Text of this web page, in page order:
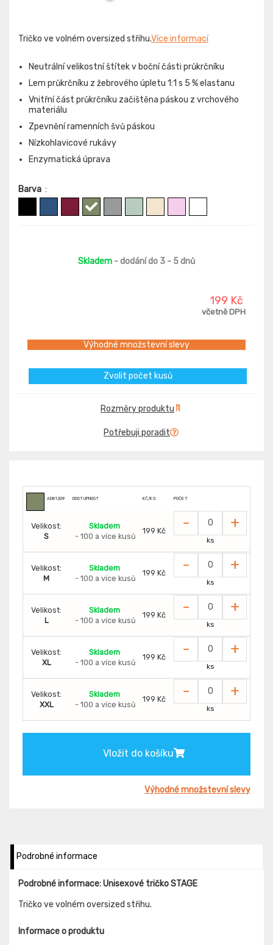
Tričko ve volném oversized střihu.Více informací
Neutrální velikostní štítek v boční části průkrčníku
Lem průkrčníku z žebrového úpletu 1:1 s 5 % elastanu
Vnitřní část průkrčníku začištěna páskou z vrchového
materiálu
Zpevnění ramenních švů páskou
Nízkohlavicové rukávy
Enzymatická úprava
Barva :
Skladem - dodání do 3 - 5 dnů
199 Kč
včetně DPH
Výhodné množstevní slevy
Zvolit počet kusů
Rozměry produktu
Potřebuji poradit
AD81209 DOSTUPNOST KČ/KS: POČET
Velikost:
S
Skladem
- 100 a více kusů
199 Kč - +
ks
Velikost:
M
Skladem
- 100 a více kusů
199 Kč - +
ks
Velikost:
L
Skladem
- 100 a více kusů
199 Kč - +
ks
Velikost:
XL
Skladem
- 100 a více kusů
199 Kč - +
ks
Velikost:
XXL
Skladem
- 100 a více kusů
199 Kč - +
ks
Vložit do košíku
Výhodné množstevní slevy
Podrobné informace
Podrobné informace: Unisexové tričko STAGE
Tričko ve volném oversized střihu.
Informace o produktu